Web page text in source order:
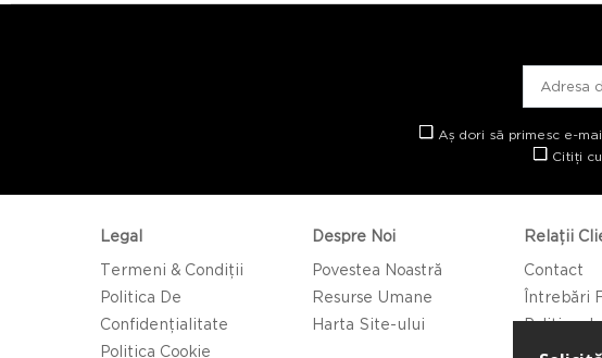
Aș dori să primesc e-
Citiți
Legal
Termeni & Condiții
Politica De
Confidențialitate
Politica Cookie
Despre Noi
Povestea Noastră
Resurse Umane
Harta Site-ului
Relații
Contact
Întrebări
Politica